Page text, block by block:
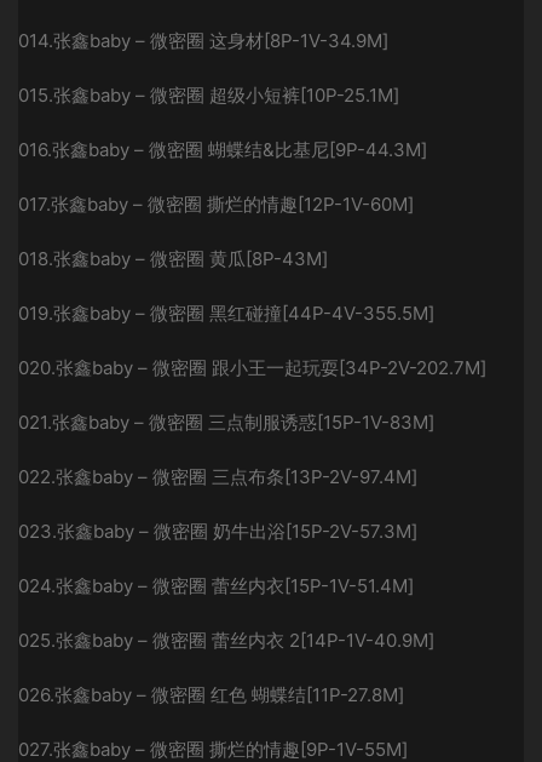
014.张鑫baby – 微密圈 这身材[8P-1V-34.9M]
015.张鑫baby – 微密圈 超级小短裤[10P-25.1M]
016.张鑫baby – 微密圈 蝴蝶结&比基尼[9P-44.3M]
017.张鑫baby – 微密圈 撕烂的情趣[12P-1V-60M]
018.张鑫baby – 微密圈 黄瓜[8P-43M]
019.张鑫baby – 微密圈 黑红碰撞[44P-4V-355.5M]
020.张鑫baby – 微密圈 跟小王一起玩耍[34P-2V-202.7M]
021.张鑫baby – 微密圈 三点制服诱惑[15P-1V-83M]
022.张鑫baby – 微密圈 三点布条[13P-2V-97.4M]
023.张鑫baby – 微密圈 奶牛出浴[15P-2V-57.3M]
024.张鑫baby – 微密圈 蕾丝内衣[15P-1V-51.4M]
025.张鑫baby – 微密圈 蕾丝内衣 2[14P-1V-40.9M]
026.张鑫baby – 微密圈 红色 蝴蝶结[11P-27.8M]
027.张鑫baby – 微密圈 撕烂的情趣[9P-1V-55M]